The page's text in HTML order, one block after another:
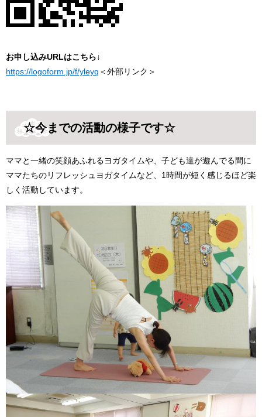
お申し込みURLはこちら↓
https://logoform.jp/f/yleyq ＜外部リンク＞
☆今までの活動の様子です☆
ママと一緒の笑顔あふれるヨガタイムや、子ども達が遊んでる間に
ママたちのリフレッシュヨガタイムなど、1時間が短く感じるほど楽
しく活動しています。